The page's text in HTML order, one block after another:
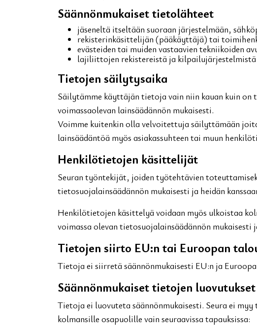
Säännönmukaiset tietolähteet
jäseneltä itseltään suoraan järjestelmään,
rekisterinkäsittelijän (pääkäyttäjä) tai
evästeiden tai muiden vastaavien tekniikoiden
lajiliittojen rekistereistä ja kilpailujärjestelmistä
Tietojen säilytysaika
Säilytämme käyttäjän tietoja vain niin kauan kuin
voimassaolevan lainsäädännön mukaisesti.
Voimme kuitenkin olla velvoitettuja säilyttämään
lainsäädäntöä myös asiakassuhteen tai muun
Henkilötietojen käsittelijät
Seuran työntekijät, joiden työtehtävien
tietosuojalainsäädännön mukaisesti ja heidän
Henkilötietojen käsittelyä voidaan myös ulkoistaa
voimassa olevan tietosuojalainsäädännön mukaisesti
Tietojen siirto EU:n tai Euroopan
Tietoja ei siirretä säännönmukaisesti EU:n ja
Säännönmukaiset tietojen luovutukset
Tietoja ei luovuteta säännönmukaisesti. Seura ei
kolmansille osapuolille vain seuraavissa tapauksissa: